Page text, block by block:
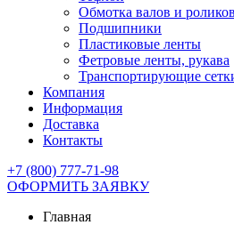
Обмотка валов и роликов
Подшипники
Пластиковые ленты
Фетровые ленты, рукава
Транспортирующие
Компания
Информация
Доставка
Контакты
+7 (800) 777-71-98
ОФОРМИТЬ ЗАЯВКУ
Главная